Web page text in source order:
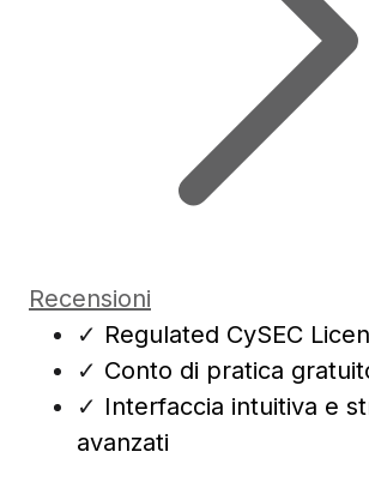
Recensioni
✓ Regulated CySEC
✓ Conto di pratica
✓ Interfaccia intuitiva e
avanzati